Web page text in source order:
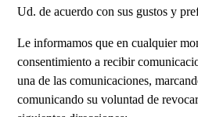
Ud. de acuerdo con sus gustos y
Le informamos que en cualquier
consentimiento a recibir
una de las comunicaciones,
comunicando su voluntad de